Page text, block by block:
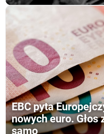
EBC pyta
nowych euro.
samo